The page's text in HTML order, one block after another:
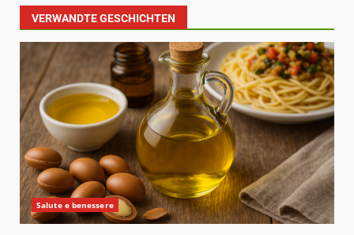
VERWANDTE GESCHICHTEN
Salute e benessere